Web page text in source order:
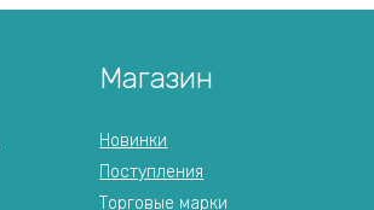
Магазин
Новинки
Поступления
Торговые марки